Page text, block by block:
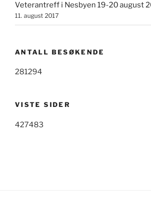
Veterantreff i Nesbyen 19-20 august
11. august 2017
ANTALL BESØKENDE
281294
VISTE SIDER
427483